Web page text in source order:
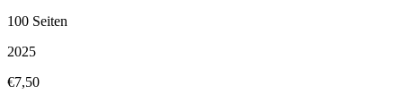
100 Seiten
2025
€7,50